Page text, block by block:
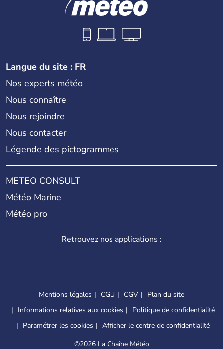
Langue du site : FR
Nos experts météo
Nous connaître
Nous rejoindre
Nous contacter
Légende des pictogrammes
METEO CONSULT
Météo Marine
Météo pro
Retrouvez nos applications :
Mentions légales CGU CGV
Plan du site
Informations relatives aux cookies
Politique de confidentialité
Paramétrer les cookies
Afficher le centre de confidentialité
©2026 La Chaîne Météo